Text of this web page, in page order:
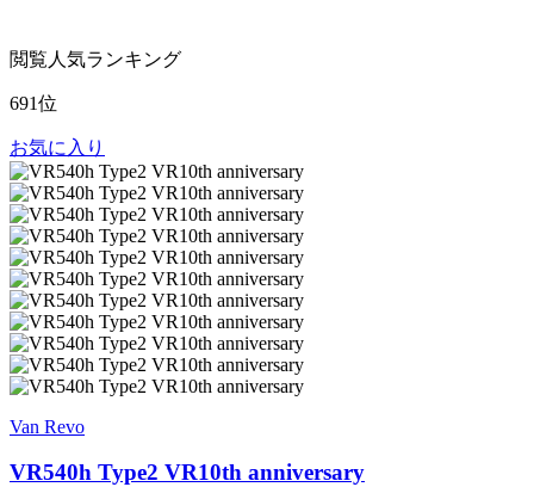
閲覧人気ランキング
691位
お気に入り
Van Revo
VR540h Type2 VR10th anniversary